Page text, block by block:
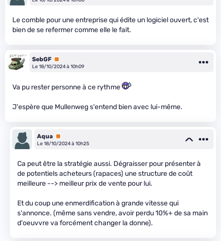
Le comble pour une entreprise qui édite un logiciel ouvert, c'est
bien de se refermer comme elle le fait.
SebGF Premium
Le 18/10/2024 à 10h09
Va pu rester personne à ce rythme
J'espère que Mullenweg s'entend bien avec lui-même.
Aqua Premium
Le 18/10/2024 à 10h25
Ca peut être la stratégie aussi. Dégraisser pour présenter à
de potentiels acheteurs (rapaces) une structure de coût
meilleure --> meilleur prix de vente pour lui.
Et du coup une enmerdification à grande vitesse qui
s'annonce. (même sans vendre, avoir perdu 10%+ de sa main
d'oeuvvre va forcément changer la donne).